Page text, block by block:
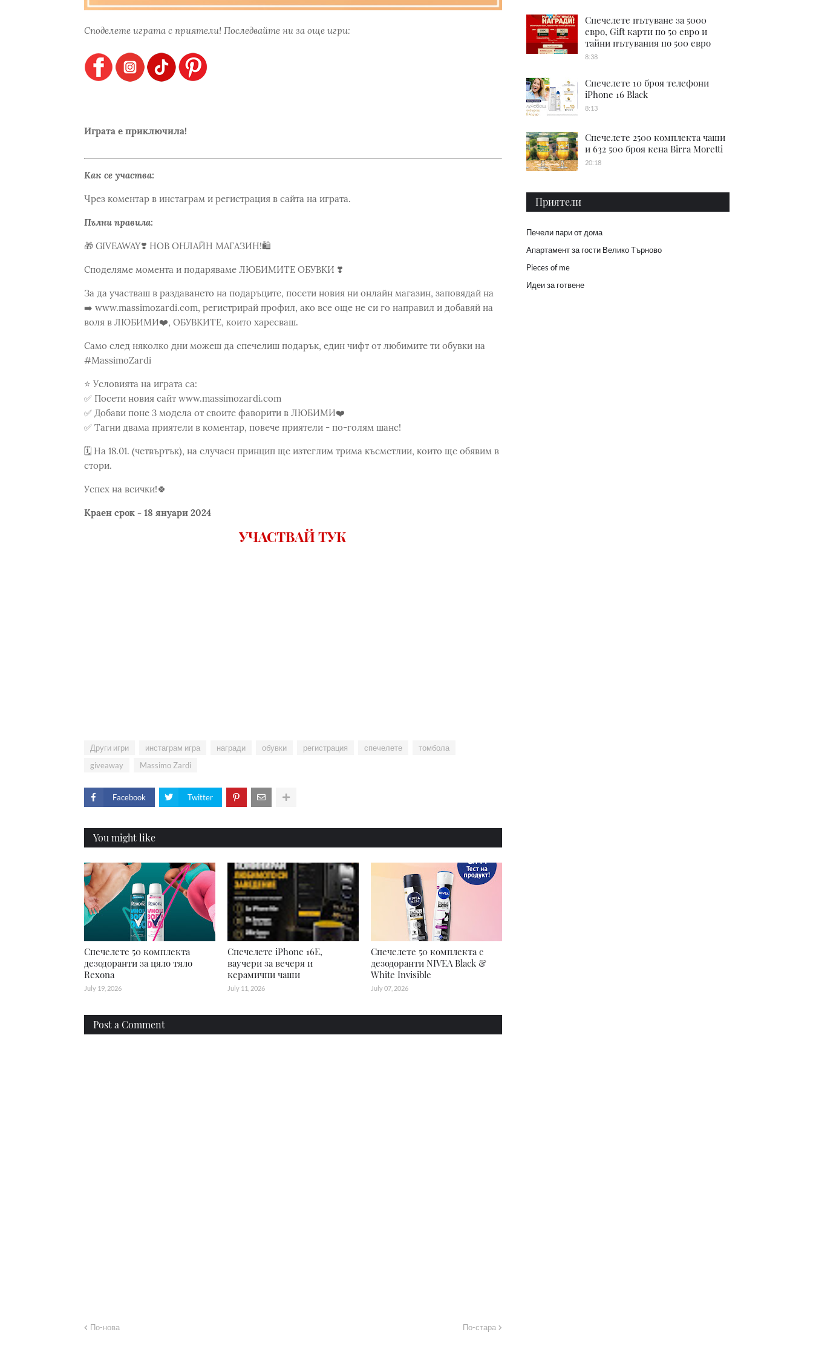
Споделете играта с приятели! Последвайте ни за още игри:
Играта е приключила!
Как се участва:
Чрез коментар в инстаграм и регистрация в сайта на играта.
Пълни правила:
🎁 GIVEAWAY❣️ НОВ ОНЛАЙН МАГАЗИН!🛍️
Споделяме момента и подаряваме ЛЮБИМИТЕ ОБУВКИ ❣️
За да участваш в раздаването на подаръците, посети новия ни онлайн магазин, заповядай на
➡️ www.massimozardi.com, регистрирай профил, ако все още не си го направил и добавяй на
воля в ЛЮБИМИ❤️, ОБУВКИТЕ, които харесваш.
Само след няколко дни можеш да спечелиш подарък, един чифт от любимите ти обувки на
#MassimoZardi
⭐️ Условията на играта са:
✅ Посети новия сайт www.massimozardi.com
✅ Добави поне 3 модела от своите фаворити в ЛЮБИМИ❤️
✅ Тагни двама приятели в коментар, повече приятели - по-голям шанс!
🗓️ На 18.01. (четвъртък), на случаен принцип ще изтеглим трима късметлии, които ще обявим в
стори.
Успех на всички!🍀
Краен срок - 18 януари 2024
УЧАСТВАЙ ТУК
Други игри инстаграм игра награди обувки регистрация спечелете
томбола
giveaway
Massimo Zardi
Facebook Twitter
You might like
Спечелете 50 комплекта
дезодоранти за цяло тяло
Rexona
July 19, 2026
Спечелете iPhone 16E,
ваучери за вечеря и
керамични чаши
July 11, 2026
Спечелете 50 комплекта с
дезодоранти NIVEA Black &
White Invisible
July 07, 2026
Post a Comment
По-нова По-стара
Спечелете пътуване за 5000
евро, Gift карти по 50 евро и
тайни пътувания по 500 евро
8:38
Спечелете 10 броя телефони
iPhone 16 Black
8:13
Спечелете 2500 комплекта чаши
и 632 500 броя кена Birra Moretti
20:18
Приятели
Печели пари от дома
Апартамент за гости Велико Търново
Pieces of me
Идеи за готвене